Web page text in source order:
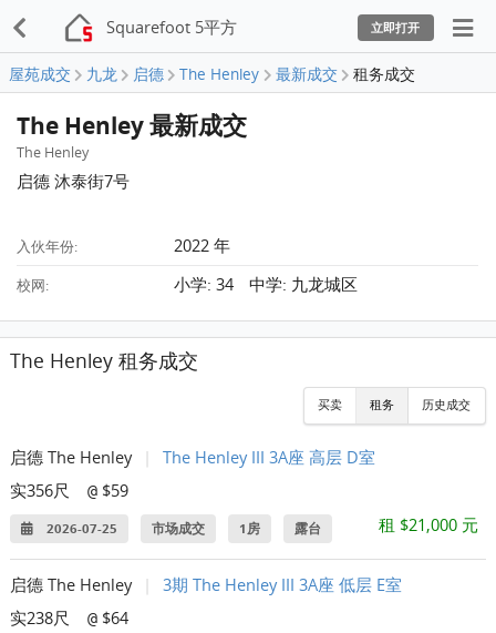
Squarefoot 5平方 立即打开
屋苑成交 九龙 启德 The Henley 最新成交 租务成交
The Henley 最新成交
The Henley
启德 沐泰街7号
入伙年份: 2022 年
校网: 小学: 34 中学: 九龙城区
The Henley 租务成交
买卖 租务 历史成交
启德 The Henley
The Henley III 3A座 高层 D室
实356尺
@ $59
2026-07-25 市场成交 1房 露台 租 $21,000 元
启德 The Henley
3期 The Henley III 3A座 低层 E室
实238尺
@ $64